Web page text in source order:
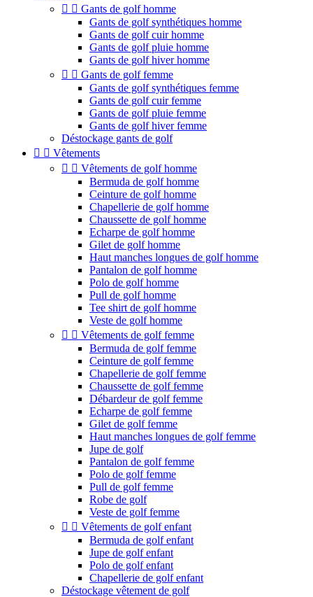
  Gants de golf homme
Gants de golf synthétiques homme
Gants de golf cuir homme
Gants de golf pluie homme
Gants de golf hiver homme
  Gants de golf femme
Gants de golf synthétiques femme
Gants de golf cuir femme
Gants de golf pluie femme
Gants de golf hiver femme
Déstockage gants de golf
  Vêtements
  Vêtements de golf homme
Bermuda de golf homme
Ceinture de golf homme
Chapellerie de golf homme
Chaussette de golf homme
Echarpe de golf homme
Gilet de golf homme
Haut manches longues de golf homme
Pantalon de golf homme
Polo de golf homme
Pull de golf homme
Tee shirt de golf homme
Veste de golf homme
  Vêtements de golf femme
Bermuda de golf femme
Ceinture de golf femme
Chapellerie de golf femme
Chaussette de golf femme
Débardeur de golf femme
Echarpe de golf femme
Gilet de golf femme
Haut manches longues de golf femme
Jupe de golf
Pantalon de golf femme
Polo de golf femme
Pull de golf femme
Robe de golf
Veste de golf femme
  Vêtements de golf enfant
Bermuda de golf enfant
Jupe de golf enfant
Polo de golf enfant
Chapellerie de golf enfant
Déstockage vêtement de golf